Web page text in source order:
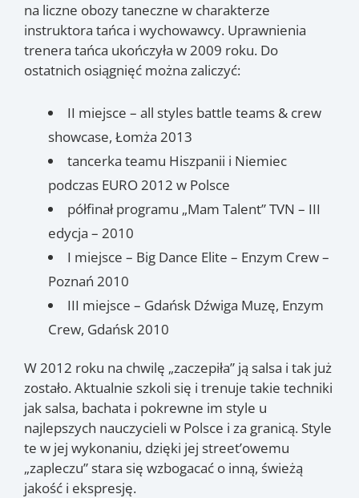
na liczne obozy taneczne w charakterze
instruktora tańca i wychowawcy. Uprawnienia
trenera tańca ukończyła w 2009 roku. Do
ostatnich osiągnięć można zaliczyć:
II miejsce – all styles battle teams & crew
showcase, Łomża 2013
tancerka teamu Hiszpanii i Niemiec
podczas EURO 2012 w Polsce
półfinał programu „Mam Talent” TVN – III
edycja – 2010
I miejsce – Big Dance Elite – Enzym Crew –
Poznań 2010
III miejsce – Gdańsk Dźwiga Muzę, Enzym
Crew, Gdańsk 2010
W 2012 roku na chwilę „zaczepiła” ją salsa i tak już
zostało. Aktualnie szkoli się i trenuje takie techniki
jak salsa, bachata i pokrewne im style u
najlepszych nauczycieli w Polsce i za granicą. Style
te w jej wykonaniu, dzięki jej street’owemu
„zapleczu” stara się wzbogacać o inną, świeżą
jakość i ekspresję.